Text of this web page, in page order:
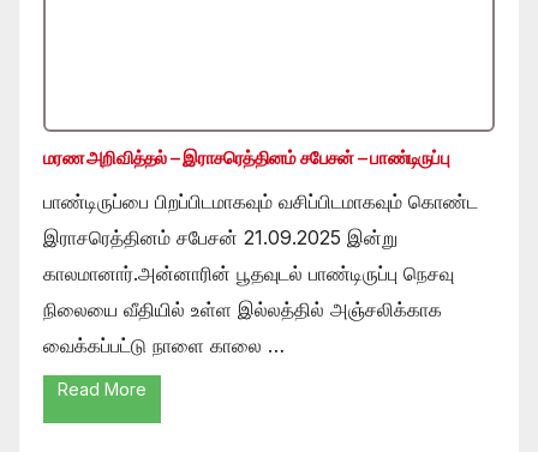
மரண அறிவித்தல் – இராசரெத்தினம் சபேசன் – பாண்டிருப்பு
பாண்டிருப்பை பிறப்பிடமாகவும் வசிப்பிடமாகவும் கொண்ட
இராசரெத்தினம் சபேசன் 21.09.2025 இன்று
காலமானார்.அன்னாரின் பூதவுடல் பாண்டிருப்பு நெசவு
நிலையை வீதியில் உள்ள இல்லத்தில் அஞ்சலிக்காக
வைக்கப்பட்டு நாளை காலை …
Read More